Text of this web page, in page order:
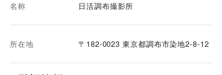
名称 日活調布撮影所
所在地 〒182-0023 東京都調布市染地2-8-12